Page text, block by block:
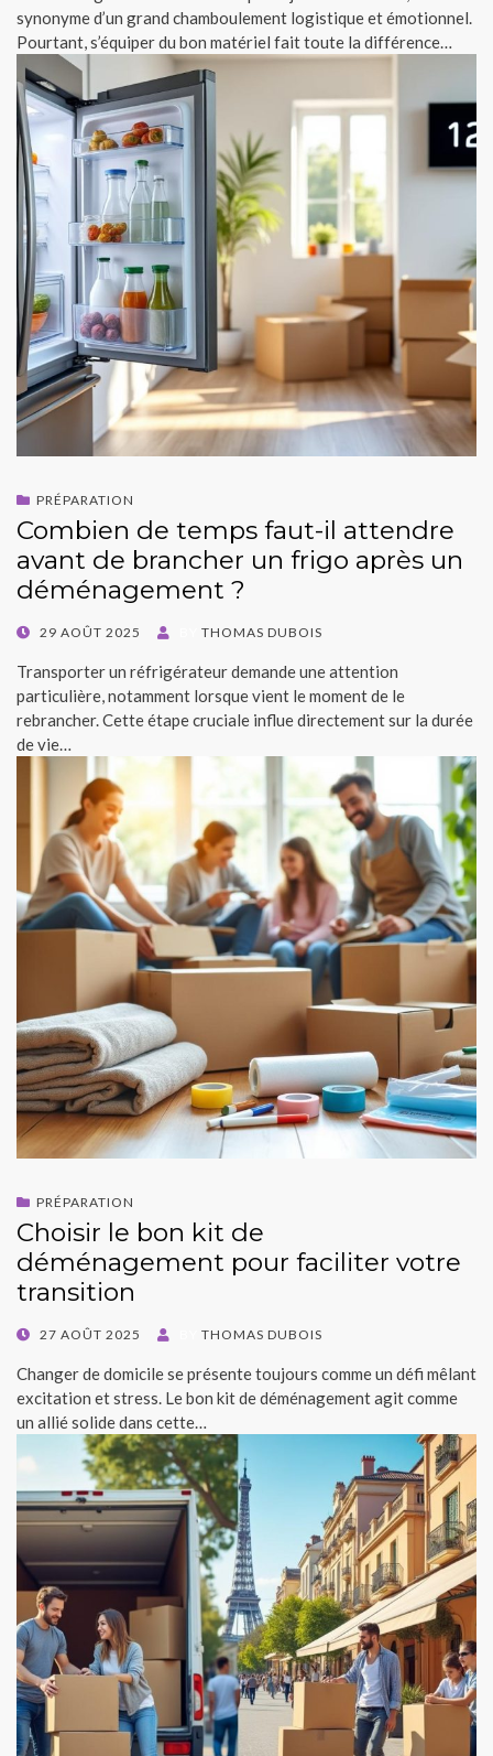
synonyme d’un grand chamboulement logistique et émotionnel.
Pourtant, s’équiper du bon matériel fait toute la différence…
PRÉPARATION
Combien de temps faut-il attendre
avant de brancher un frigo après un
déménagement ?
POSTED
29 AOÛT 2025 THOMAS DUBOIS
Transporter un réfrigérateur demande une attention
particulière, notamment lorsque vient le moment de le
rebrancher. Cette étape cruciale influe directement sur la durée
de vie…
PRÉPARATION
Choisir le bon kit de
déménagement pour faciliter votre
transition
POSTED
27 AOÛT 2025 THOMAS DUBOIS
Changer de domicile se présente toujours comme un défi mêlant
excitation et stress. Le bon kit de déménagement agit comme
un allié solide dans cette…